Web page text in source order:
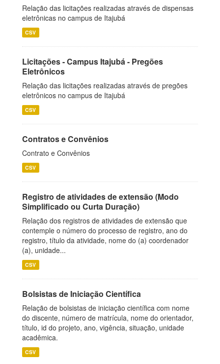
Relação das licitações realizadas através de dispensas
eletrônicas no campus de Itajubá
CSV
Licitações - Campus Itajubá - Pregões
Eletrônicos
Relação das licitações realizadas através de pregões
eletrônicos no campus de Itajubá
CSV
Contratos e Convênios
Contrato e Convênios
CSV
Registro de atividades de extensão (Modo
Simplificado ou Curta Duração)
Relação dos registros de atividades de extensão que
contemple o número do processo de registro, ano do
registro, título da atividade, nome do (a) coordenador
(a), unidade...
CSV
Bolsistas de Iniciação Científica
Relação de bolsistas de iniciação científica com nome
do discente, número de matrícula, nome do orientador,
título, id do projeto, ano, vigência, situação, unidade
acadêmica.
CSV